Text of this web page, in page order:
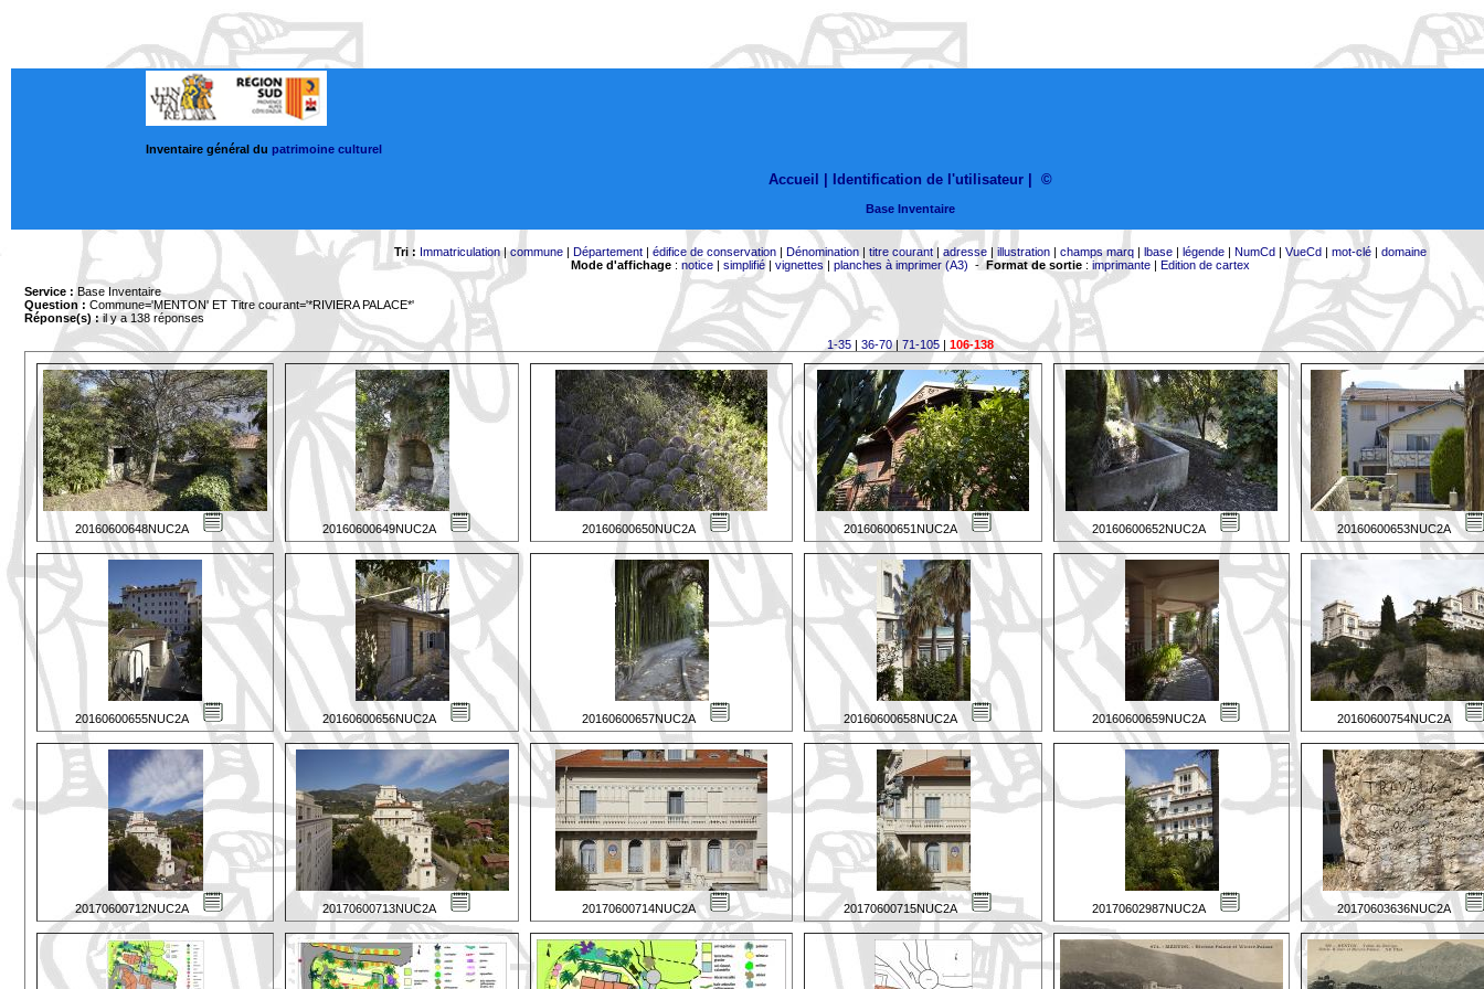
Inventaire général du patrimoine culturel
Accueil | Identification de l'utilisateur ©
Base Inventaire
Tri : Immatriculation|commune | Département | édifice de conservation | Dénomination | titre courant | adresse | illustration | champs marq | lbase | légende | NumCd | VueCd | mot-clé | domaine
Mode d'affichage : notice | simplifié | vignettes | planches à imprimer (A3) -Format de sortie : imprimante | Edition de cartex
Service : Base Inventaire
Question : Commune='MENTON' ET Titre courant='*RIVIERA PALACE*'
Réponse(s) :il y a 138 réponses
1-35 | 36-70| 71-105 | 106-138
20160600648NUC2A 20160600649NUC2A 20160600650NUC2A 20160600651NUC2A 20160600652NUC2A 20160600653NUC2A
20160600655NUC2A 20160600656NUC2A 20160600657NUC2A 20160600658NUC2A 20160600659NUC2A 20160600754NUC2A
20170600712NUC2A 20170600713NUC2A 20170600714NUC2A 20170600715NUC2A 20170602987NUC2A 20170603636NUC2A